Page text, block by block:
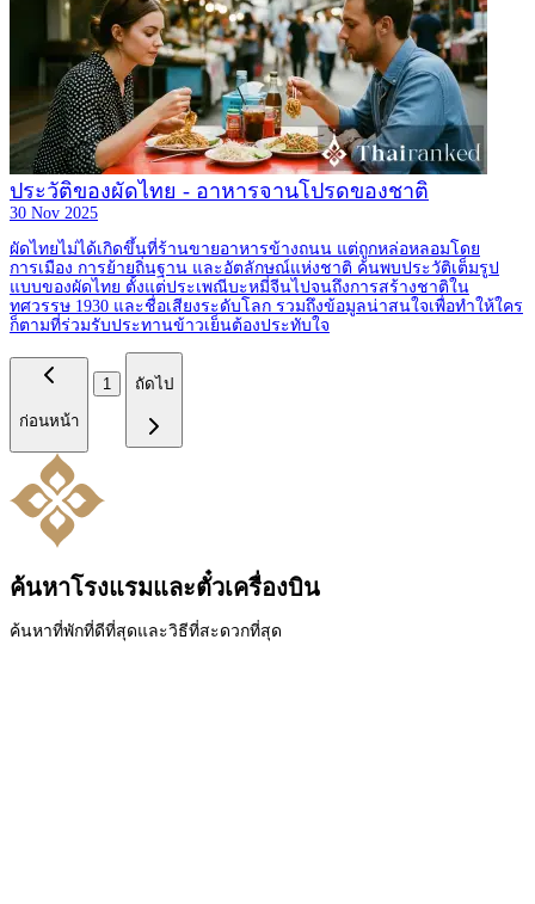
ประวัติของผัดไทย - อาหารจานโปรดของชาติ
30 Nov 2025
ผัดไทยไม่ได้เกิดขึ้นที่ร้านขายอาหารข้างถนน แต่ถูกหล่อหลอมโดย
การเมือง การย้ายถิ่นฐาน และอัตลักษณ์แห่งชาติ ค้นพบประวัติเต็มรูป
แบบของผัดไทย ตั้งแต่ประเพณีบะหมี่จีนไปจนถึงการสร้างชาติใน
ทศวรรษ 1930 และชื่อเสียงระดับโลก รวมถึงข้อมูลน่าสนใจเพื่อทำให้ใคร
ก็ตามที่ร่วมรับประทานข้าวเย็นต้องประทับใจ
ก่อนหน้า
1 ถัดไป
ค้นหาโรงแรมและตั๋วเครื่องบิน
ค้นหาที่พักที่ดีที่สุดและวิธีที่สะดวกที่สุด